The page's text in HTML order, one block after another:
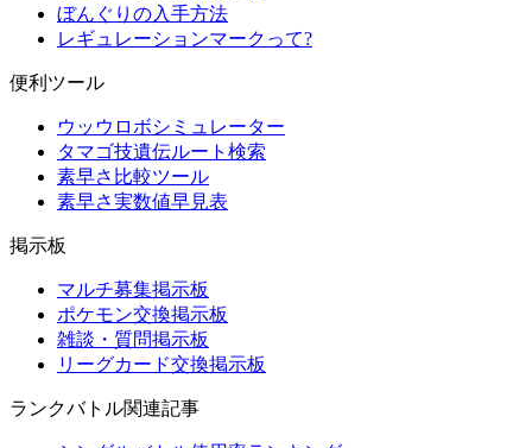
ぼんぐりの入手方法
レギュレーションマークって?
便利ツール
ウッウロボシミュレーター
タマゴ技遺伝ルート検索
素早さ比較ツール
素早さ実数値早見表
掲示板
マルチ募集掲示板
ポケモン交換掲示板
雑談・質問掲示板
リーグカード交換掲示板
ランクバトル関連記事